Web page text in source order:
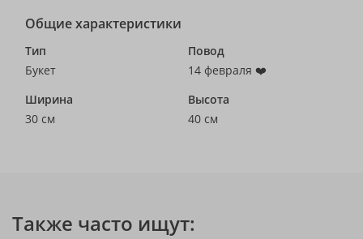
Общие характеристики
Тип
Букет
Повод
14 февраля ❤️
Ширина
30 см
Высота
40 см
Также часто ищут: